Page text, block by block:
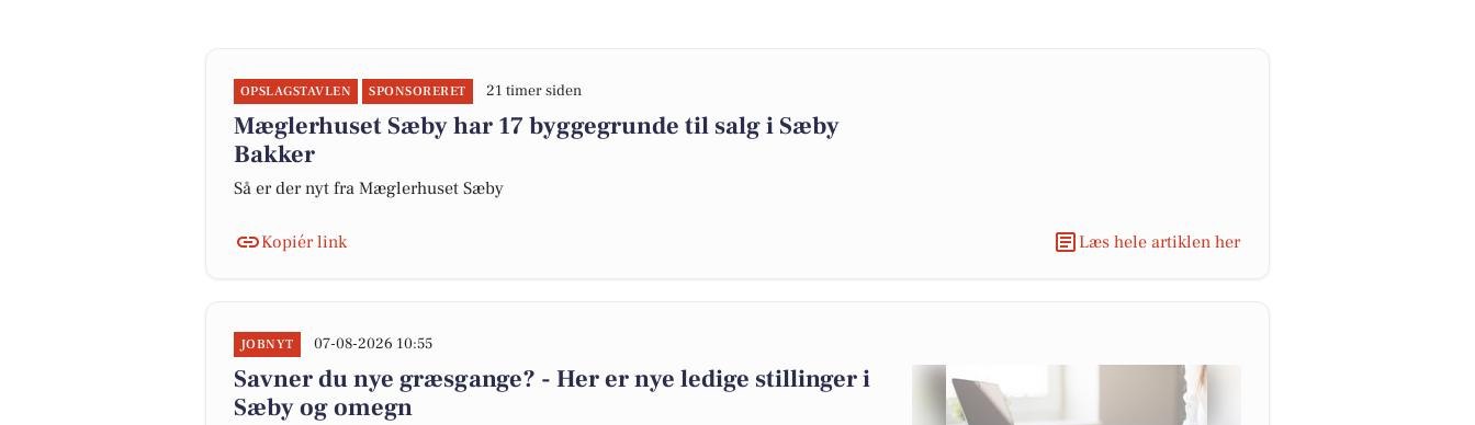
OPSLAGSTAVLEN SPONSORERET 21 timer siden
Mæglerhuset Sæby har 17 byggegrunde til salg i Sæby
Bakker
Så er der nyt fra Mæglerhuset Sæby
Kopiér link Læs hele artiklen her
JOBNYT 07-08-2026 10:55
Savner du nye græsgange? - Her er nye ledige stillinger i
Sæby og omegn